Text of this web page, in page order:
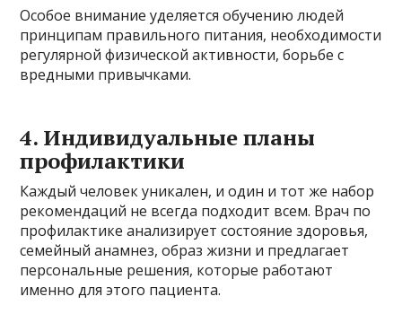
Особое внимание уделяется обучению людей
принципам правильного питания, необходимости
регулярной физической активности, борьбе с
вредными привычками.
4. Индивидуальные планы
профилактики
Каждый человек уникален, и один и тот же набор
рекомендаций не всегда подходит всем. Врач по
профилактике анализирует состояние здоровья,
семейный анамнез, образ жизни и предлагает
персональные решения, которые работают
именно для этого пациента.